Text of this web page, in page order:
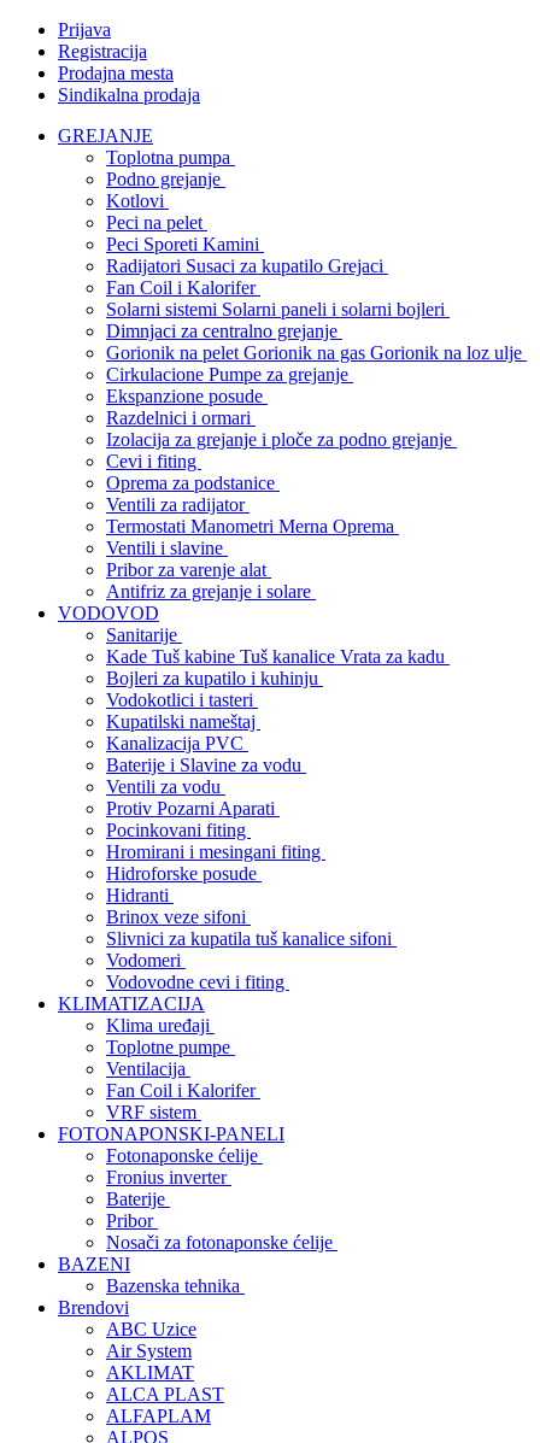
Prijava
Registracija
Prodajna mesta
Sindikalna prodaja
GREJANJE
Toplotna pumpa
Podno grejanje
Kotlovi
Peci na pelet
Peci Sporeti Kamini
Radijatori Susaci za kupatilo Grejaci
Fan Coil i Kalorifer
Solarni sistemi Solarni paneli i solarni bojleri
Dimnjaci za centralno grejanje
Gorionik na pelet Gorionik na gas Gorionik na loz ulje
Cirkulacione Pumpe za grejanje
Ekspanzione posude
Razdelnici i ormari
Izolacija za grejanje i ploče za podno grejanje
Cevi i fiting
Oprema za podstanice
Ventili za radijator
Termostati Manometri Merna Oprema
Ventili i slavine
Pribor za varenje alat
Antifriz za grejanje i solare
VODOVOD
Sanitarije
Kade Tuš kabine Tuš kanalice Vrata za kadu
Bojleri za kupatilo i kuhinju
Vodokotlici i tasteri
Kupatilski nameštaj
Kanalizacija PVC
Baterije i Slavine za vodu
Ventili za vodu
Protiv Pozarni Aparati
Pocinkovani fiting
Hromirani i mesingani fiting
Hidroforske posude
Hidranti
Brinox veze sifoni
Slivnici za kupatila tuš kanalice sifoni
Vodomeri
Vodovodne cevi i fiting
KLIMATIZACIJA
Klima uređaji
Toplotne pumpe
Ventilacija
Fan Coil i Kalorifer
VRF sistem
FOTONAPONSKI-PANELI
Fotonaponske ćelije
Fronius inverter
Baterije
Pribor
Nosači za fotonaponske ćelije
BAZENI
Bazenska tehnika
Brendovi
ABC Uzice
Air System
AKLIMAT
ALCA PLAST
ALFAPLAM
ALPOS